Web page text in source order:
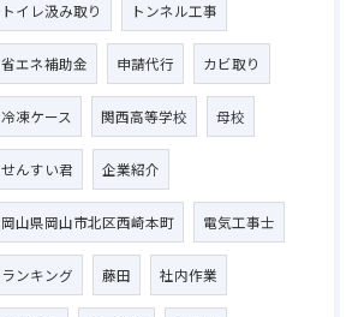
トイレ汲み取り トンネル工事
省エネ補助金 申請代行 カビ取り
冷凍ケース 関西高等学校 母校
せんすい君 企業紹介
岡山県岡山市北区西崎本町 電気工事士
ランキング 藤田 社内作業